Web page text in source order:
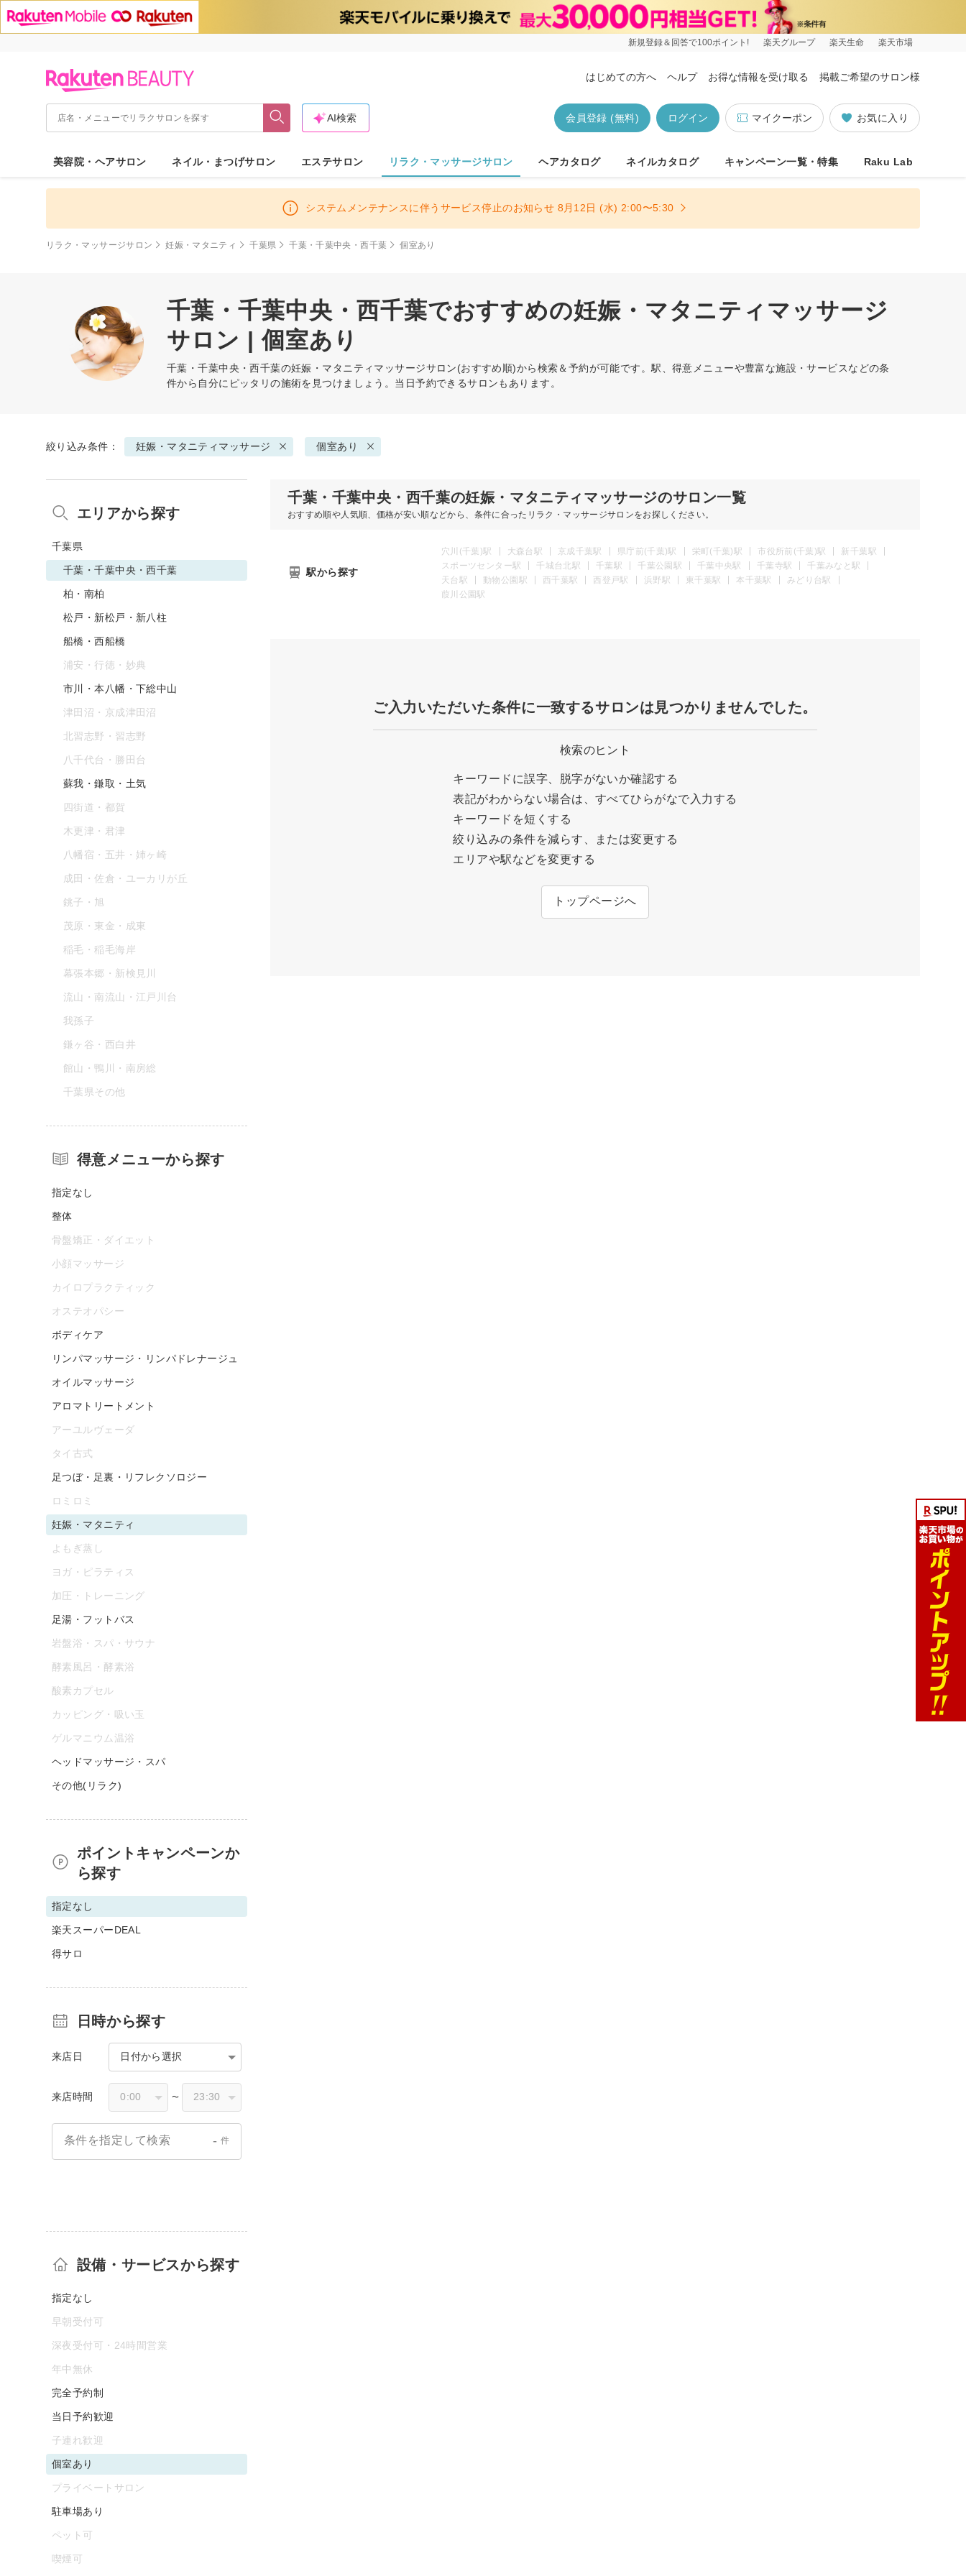
新規登録＆回答で100ポイント! 楽天グループ 楽天生命 楽天市場
はじめての方へ ヘルプ お得な情報を受け取る 掲載ご希望のサロン様
お気に入り
マイクーポン
ログイン
会員登録 (無料)
AI検索
美容院・ヘアサロン ネイル・まつげサロン エステサロン リラク・マッサージサロン ヘアカタログ ネイルカタログ キャンペーン一覧・特集 Raku Lab
システムメンテナンスに伴うサービス停止のお知らせ 8月12日 (水) 2:00〜5:30
リラク・マッサージサロン 妊娠・マタニティ 千葉県 千葉・千葉中央・西千葉 個室あり
千葉・千葉中央・西千葉でおすすめの妊娠・マタニティマッサージ
サロン | 個室あり
千葉・千葉中央・西千葉の妊娠・マタニティマッサージサロン(おすすめ順)から検索＆予約が可能です。駅、得意メニューや豊富な施設・サービスなどの条
件から自分にピッタリの施術を見つけましょう。当日予約できるサロンもあります。
絞り込み条件： 妊娠・マタニティマッサージ 個室あり
千葉・千葉中央・西千葉の妊娠・マタニティマッサージのサロン一覧
おすすめ順や人気順、価格が安い順などから、条件に合ったリラク・マッサージサロンをお探しください。
駅から探す
穴川(千葉)駅 大森台駅 京成千葉駅 県庁前(千葉)駅 栄町(千葉)駅 市役所前(千葉)駅
新千葉駅
スポーツセンター駅
千城台北駅 千葉駅 千葉公園駅 千葉中央駅 千葉寺駅
千葉みなと駅
天台駅
動物公園駅 西千葉駅 西登戸駅 浜野駅 東千葉駅 本千葉駅
みどり台駅
葭川公園駅
ご入力いただいた条件に一致するサロンは見つかりませんでした。
検索のヒント
キーワードに誤字、脱字がないか確認する
表記がわからない場合は、すべてひらがなで入力する
キーワードを短くする
絞り込みの条件を減らす、または変更する
エリアや駅などを変更する
トップページへ
エリアから探す
千葉県
千葉・千葉中央・西千葉
柏・南柏
松戸・新松戸・新八柱
船橋・西船橋
浦安・行徳・妙典
市川・本八幡・下総中山
津田沼・京成津田沼
北習志野・習志野
八千代台・勝田台
蘇我・鎌取・土気
四街道・都賀
木更津・君津
八幡宿・五井・姉ヶ崎
成田・佐倉・ユーカリが丘
銚子・旭
茂原・東金・成東
稲毛・稲毛海岸
幕張本郷・新検見川
流山・南流山・江戸川台
我孫子
鎌ヶ谷・西白井
館山・鴨川・南房総
千葉県その他
得意メニューから探す
指定なし
整体
骨盤矯正・ダイエット
小顔マッサージ
カイロプラクティック
オステオパシー
ボディケア
リンパマッサージ・リンパドレナージュ
オイルマッサージ
アロマトリートメント
アーユルヴェーダ
タイ古式
足つぼ・足裏・リフレクソロジー
ロミロミ
妊娠・マタニティ
よもぎ蒸し
ヨガ・ピラティス
加圧・トレーニング
足湯・フットバス
岩盤浴・スパ・サウナ
酵素風呂・酵素浴
酸素カプセル
カッピング・吸い玉
ゲルマニウム温浴
ヘッドマッサージ・スパ
その他(リラク)
ポイントキャンペーンか
ら探す
指定なし
楽天スーパーDEAL
得サロ
日時から探す
来店日 日付から選択
来店時間 〜
条件を指定して検索 - 件
設備・サービスから探す
指定なし
早朝受付可
深夜受付可・24時間営業
年中無休
完全予約制
当日予約歓迎
子連れ歓迎
個室あり
プライベートサロン
駐車場あり
ペット可
喫煙可